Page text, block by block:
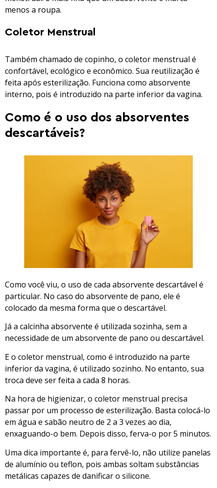
menos a roupa.
Coletor Menstrual
Também chamado de copinho, o coletor menstrual é
confortável, ecológico e econômico. Sua reutilização é
feita após esterilização. Funciona como absorvente
interno, pois é introduzido na parte inferior da vagina.
Como é o uso dos absorventes
descartáveis?
Como você viu, o uso de cada absorvente descartável é
particular. No caso do absorvente de pano, ele é
colocado da mesma forma que o descartável.
Já a calcinha absorvente é utilizada sozinha, sem a
necessidade de um absorvente de pano ou descartável.
E o coletor menstrual, como é introduzido na parte
inferior da vagina, é utilizado sozinho. No entanto, sua
troca deve ser feita a cada 8 horas.
Na hora de higienizar, o coletor menstrual precisa
passar por um processo de esterilização. Basta colocá-lo
em água e sabão neutro de 2 a 3 vezes ao dia,
enxaguando-o bem. Depois disso, ferva-o por 5 minutos.
Uma dica importante é, para fervê-lo, não utilize panelas
de alumínio ou teflon, pois ambas soltam substâncias
metálicas capazes de danificar o silicone.